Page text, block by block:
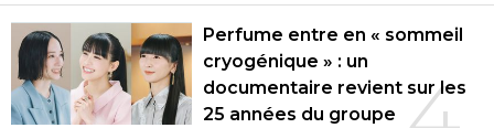
Perfume entre en « sommeil
cryogénique » : un
documentaire revient sur les
25 années du groupe